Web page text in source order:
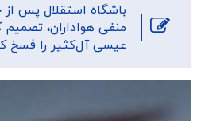
باشگاه استقلال پس
منفی هواداران، تصمیم
عیسی آل‌کثیر را فسخ